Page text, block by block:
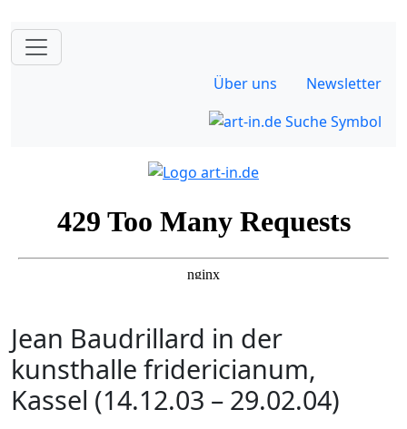
Über uns Newsletter
Jean Baudrillard in der
kunsthalle fridericianum,
Kassel (14.12.03 – 29.02.04)